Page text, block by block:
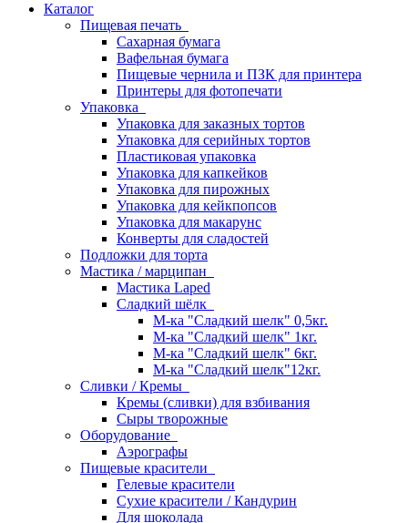
Каталог
Пищевая печать
Сахарная бумага
Вафельная бумага
Пищевые чернила и ПЗК для принтера
Принтеры для фотопечати
Упаковка
Упаковка для заказных тортов
Упаковка для серийных тортов
Пластиковая упаковка
Упаковка для капкейков
Упаковка для пирожных
Упаковка для кейкпопсов
Упаковка для макарунс
Конверты для сладостей
Подложки для торта
Мастика / марципан
Мастика Laped
Сладкий шёлк
М-ка "Сладкий шелк" 0,5кг.
М-ка "Сладкий шелк" 1кг.
М-ка "Сладкий шелк" 6кг.
М-ка "Сладкий шелк"12кг.
Сливки / Кремы
Кремы (сливки) для взбивания
Сыры творожные
Оборудование
Аэрографы
Пищевые красители
Гелевые красители
Сухие красители / Кандурин
Для шоколада